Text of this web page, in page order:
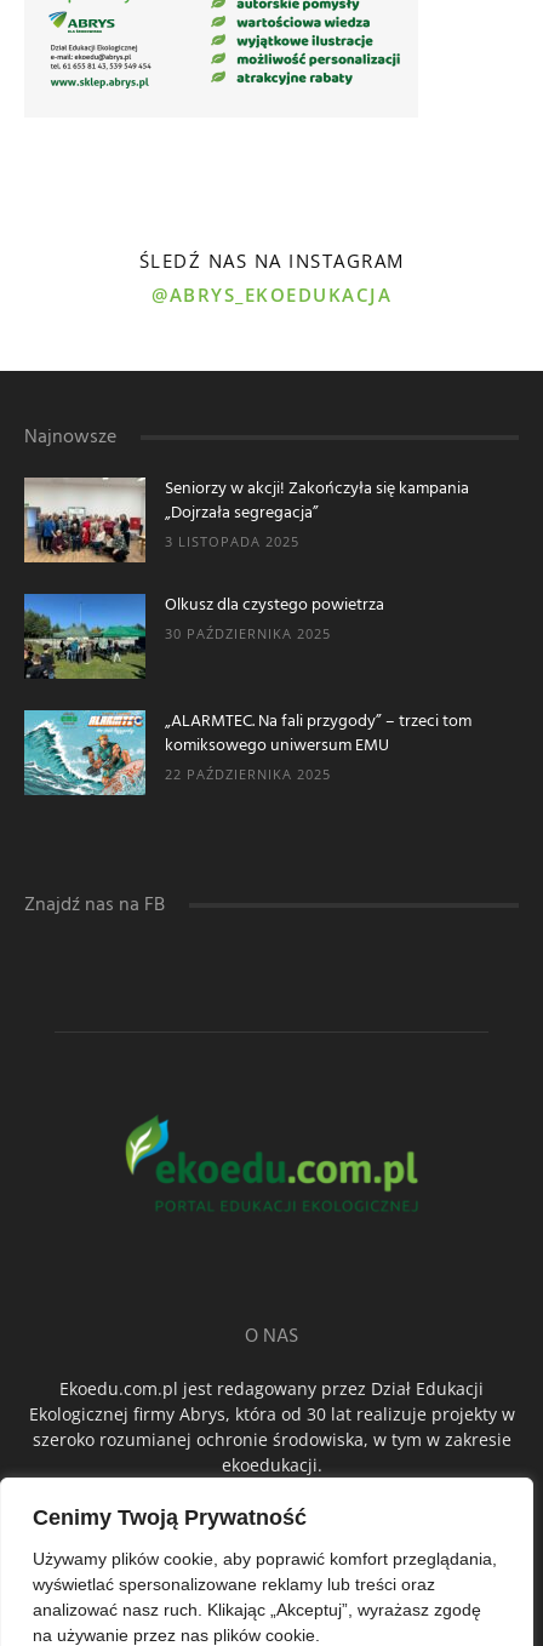
Cenimy Twoją Prywatność
Używamy plików cookie, aby poprawić komfort przeglądania,
wyświetlać spersonalizowane reklamy lub treści oraz
analizować nasz ruch. Klikając „Akceptuj”, wyrażasz zgodę
na używanie przez nas plików cookie.
ŚLEDŹ NAS NA INSTAGRAM
@ABRYS_EKOEDUKACJA
Najnowsze
Seniorzy w akcji! Zakończyła się kampania
„Dojrzała segregacja”
3 LISTOPADA 2025
Olkusz dla czystego powietrza
30 PAŹDZIERNIKA 2025
„ALARMTEC. Na fali przygody” – trzeci tom
komiksowego uniwersum EMU
22 PAŹDZIERNIKA 2025
Znajdź nas na FB
O NAS
Ekoedu.com.pl jest redagowany przez Dział Edukacji
Ekologicznej firmy Abrys, która od 30 lat realizuje projekty w
szeroko rozumianej ochronie środowiska, w tym w zakresie
ekoedukacji.
ŚLEDŹ NAS